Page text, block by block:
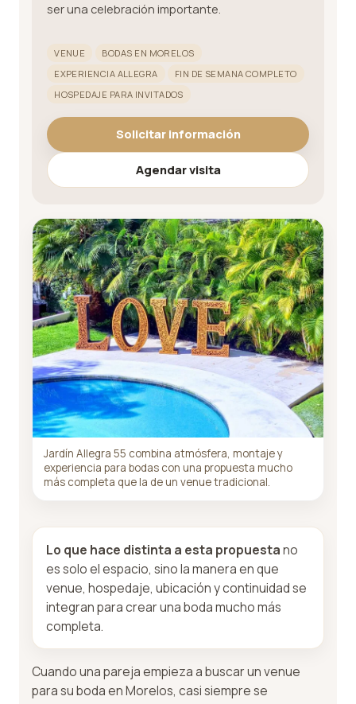
ser una celebración importante.
VENUE
BODAS EN MORELOS
EXPERIENCIA ALLEGRA
FIN DE SEMANA COMPLETO
HOSPEDAJE PARA INVITADOS
Solicitar información
Agendar visita
Jardín Allegra 55 combina atmósfera, montaje y
experiencia para bodas con una propuesta mucho
más completa que la de un venue tradicional.
Lo que hace distinta a esta propuestano
es solo el espacio, sino la manera en que
venue, hospedaje, ubicación y continuidad se
integran para crear una boda mucho más
completa.
Cuando una pareja empieza a buscar un venue
para su boda en Morelos, casi siempre se